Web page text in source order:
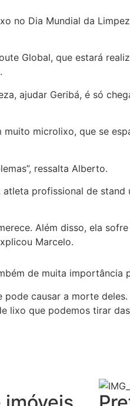
no Dia Mundial da
Global, que estará
ajudar Geribá, é só
microlixo, que se
ressalta Alberto.
profissional de
Além disso, ela
Marcelo.
de muita importância
causar a morte
que podemos tirar